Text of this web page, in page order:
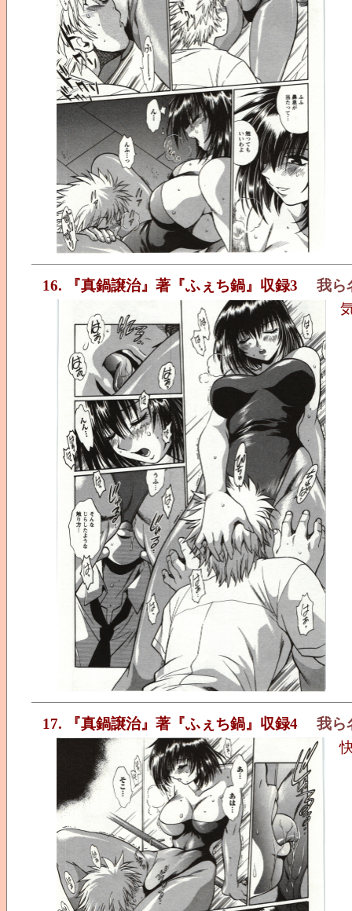
16. 『真鍋譲治』著『ふぇち鍋』収録3
我ら
17. 『真鍋譲治』著『ふぇち鍋』収録4
我ら